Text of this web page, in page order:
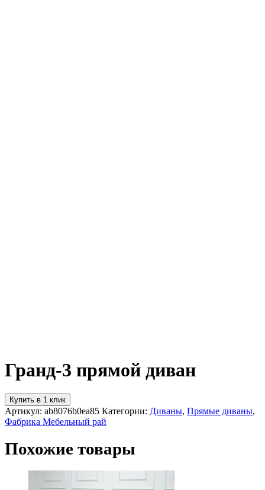
Гранд-3 прямой диван
Купить в 1 клик
Артикул: ab8076b0ea85 Категории: Диваны, Прямые диваны,
Фабрика Мебельный рай
Похожие товары